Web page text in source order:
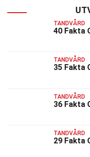
TANDVÅRD
40 Fakta
TANDVÅRD
35 Fakta
TANDVÅRD
36 Fakta
TANDVÅRD
29 Fakta